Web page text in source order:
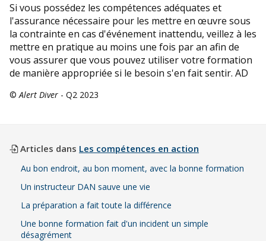
Si vous possédez les compétences adéquates et
l'assurance nécessaire pour les mettre en œuvre sous
la contrainte en cas d'événement inattendu, veillez à les
mettre en pratique au moins une fois par an afin de
vous assurer que vous pouvez utiliser votre formation
de manière appropriée si le besoin s'en fait sentir. AD
© Alert Diver - Q2 2023
Articles dans Les compétences en action
Au bon endroit, au bon moment, avec la bonne formation
Un instructeur DAN sauve une vie
La préparation a fait toute la différence
Une bonne formation fait d'un incident un simple
désagrément